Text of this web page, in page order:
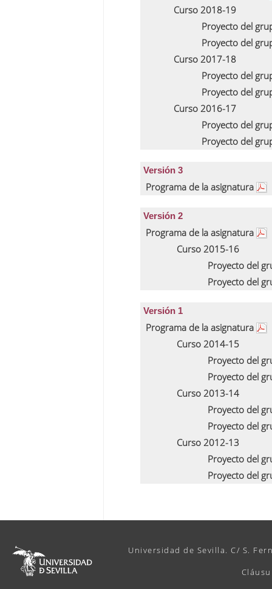
Curso 2018-19
Proyecto del
Proyecto del
Curso 2017-18
Proyecto del
Proyecto del
Curso 2016-17
Proyecto del
Proyecto del
Versión 3
Programa de la asignatura
Versión 2
Programa de la asignatura
Curso 2015-16
Proyecto del
Proyecto del
Versión 1
Programa de la asignatura
Curso 2014-15
Proyecto del
Proyecto del
Curso 2013-14
Proyecto del
Proyecto del
Curso 2012-13
Proyecto del
Proyecto del
Universidad de Sevilla. C/ S.